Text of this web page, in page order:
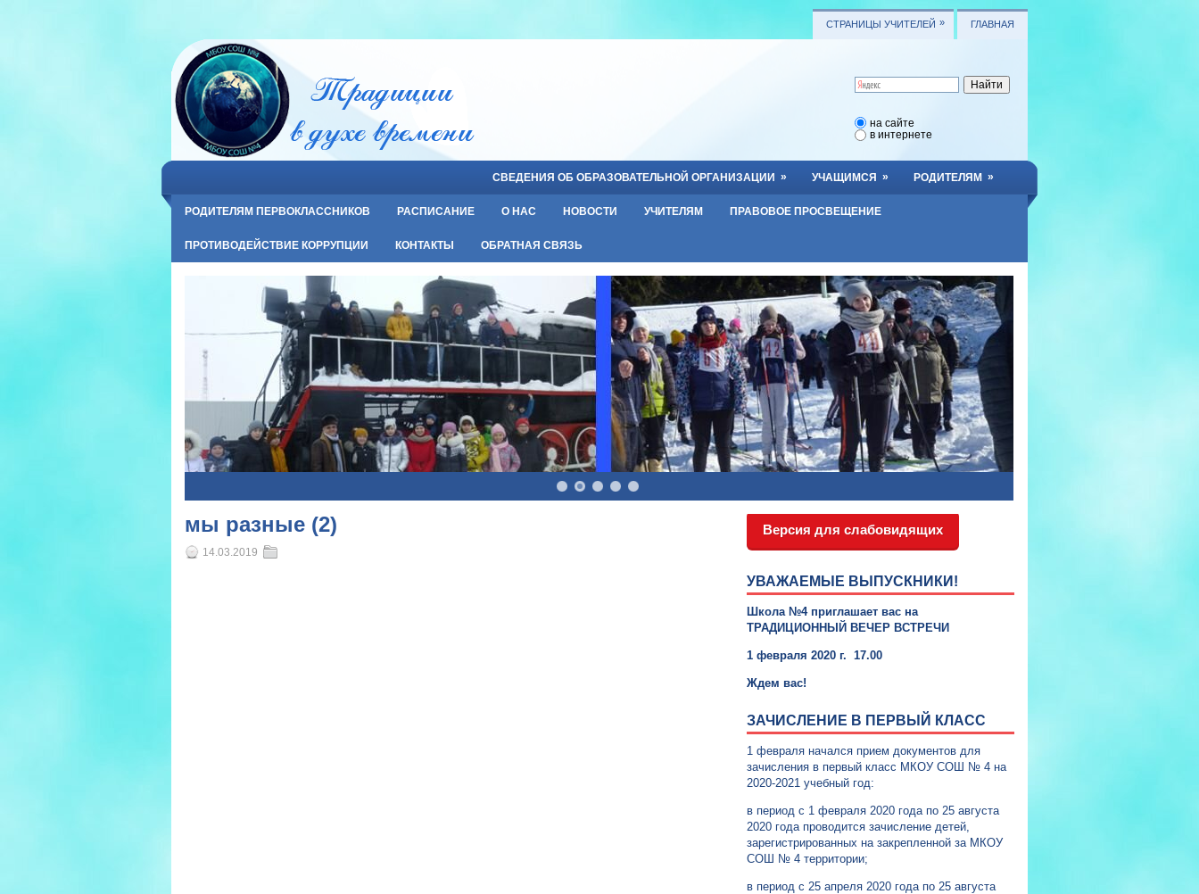
СТРАНИЦЫ УЧИТЕЛЕЙ » ГЛАВНАЯ
на сайте
в интернете
СВЕДЕНИЯ ОБ ОБРАЗОВАТЕЛЬНОЙ ОРГАНИЗАЦИИ » УЧАЩИМСЯ » РОДИТЕЛЯМ »
РОДИТЕЛЯМ ПЕРВОКЛАССНИКОВ РАСПИСАНИЕ О НАС НОВОСТИ УЧИТЕЛЯМ ПРАВОВОЕ ПРОСВЕЩЕНИЕ
ПРОТИВОДЕЙСТВИЕ КОРРУПЦИИ КОНТАКТЫ ОБРАТНАЯ СВЯЗЬ
мы разные (2)
14.03.2019
Версия для слабовидящих
УВАЖАЕМЫЕ ВЫПУСКНИКИ!
Школа №4 приглашает вас на
ТРАДИЦИОННЫЙ ВЕЧЕР ВСТРЕЧИ
1 февраля 2020 г. 17.00
Ждем вас!
ЗАЧИСЛЕНИЕ В ПЕРВЫЙ КЛАСС
1 февраля начался прием документов для
зачисления в первый класс МКОУ СОШ № 4 на
2020-2021 учебный год:
в период с 1 февраля 2020 года по 25 августа
2020 года проводится зачисление детей,
зарегистрированных на закрепленной за МКОУ
СОШ № 4 территории;
в период с 25 апреля 2020 года по 25 августа